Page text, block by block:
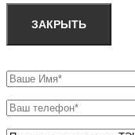
ЗАКРЫТЬ